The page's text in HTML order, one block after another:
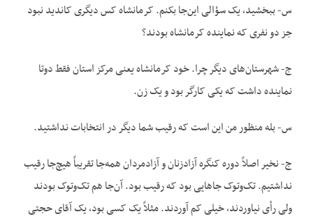
س- ببخشید، یک سؤالی این‌جا بکنم. کرمانشاه کس دیگری کاندید نبود
جز دو نفری که نماینده کرمانشاه بودند؟
ج- شهرستان‌های دیگر چرا. خود کرمانشاه یعنی مرکز استان فقط دوتا
نماینده داشت که یکی کارگر بود و یک زن.
س- بله منظور من این است که رقیب شما دیگر در انتخابات نداشتید.
ج- نخیر اصلاً دوره کنگره آزادزنان و آزادمردان همه‌جا تقریباً هیچ‌جا رقیب
نداشتیم. تک‌وتوک‌ جاهایی بود که رقیب بود. آن‌جا هم تک‌وتوک بودند
ولی رأی نیاوردند، خیلی کم آوردند. مثلاً یک کسی بود، یک آقای حجتی